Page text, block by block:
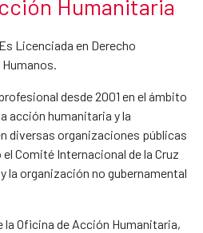
Humanitaria
Licenciada en Derecho
desde 2001 en el ámbito
acción humanitaria y la
diversas organizaciones públicas
Comité Internacional de la Cruz
la organización no gubernamental
la Oficina de Acción Humanitaria,